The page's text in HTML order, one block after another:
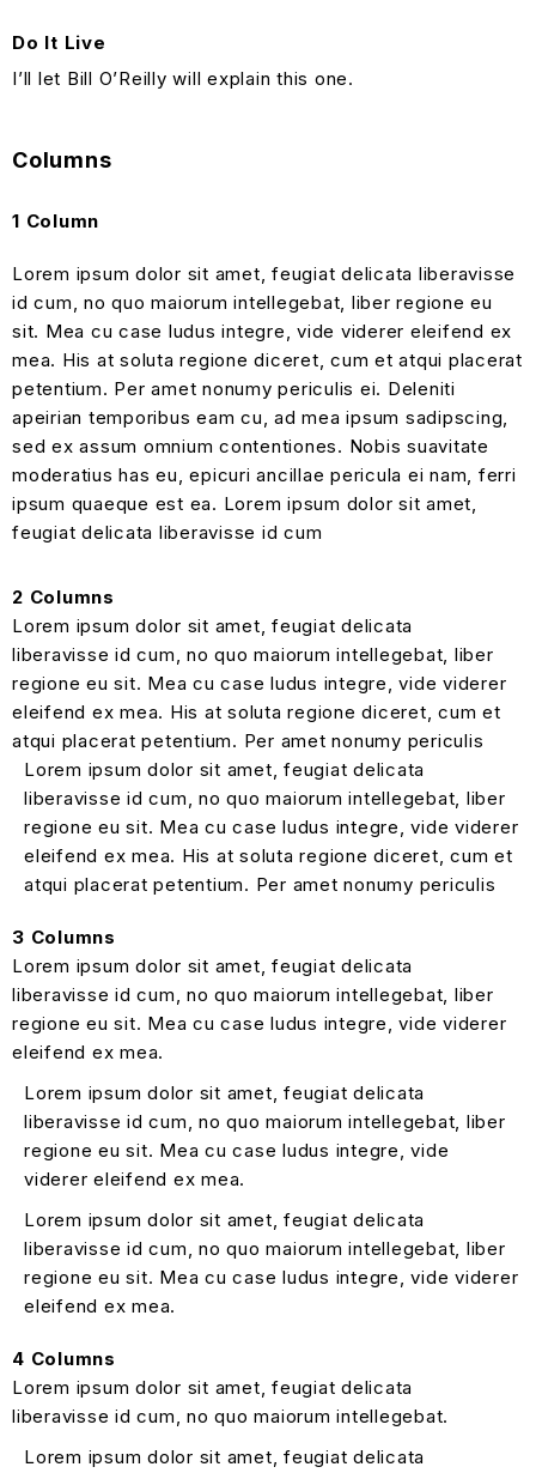
Do It Live
I’ll let Bill O’Reilly will explain this one.
Columns
1 Column
Lorem ipsum dolor sit amet, feugiat delicata liberavisse
id cum, no quo maiorum intellegebat, liber regione eu
sit. Mea cu case ludus integre, vide viderer eleifend ex
mea. His at soluta regione diceret, cum et atqui placerat
petentium. Per amet nonumy periculis ei. Deleniti
apeirian temporibus eam cu, ad mea ipsum sadipscing,
sed ex assum omnium contentiones. Nobis suavitate
moderatius has eu, epicuri ancillae pericula ei nam, ferri
ipsum quaeque est ea. Lorem ipsum dolor sit amet,
feugiat delicata liberavisse id cum
2 Columns
Lorem ipsum dolor sit amet, feugiat delicata
liberavisse id cum, no quo maiorum intellegebat, liber
regione eu sit. Mea cu case ludus integre, vide viderer
eleifend ex mea. His at soluta regione diceret, cum et
atqui placerat petentium. Per amet nonumy periculis
Lorem ipsum dolor sit amet, feugiat delicata
liberavisse id cum, no quo maiorum intellegebat, liber
regione eu sit. Mea cu case ludus integre, vide viderer
eleifend ex mea. His at soluta regione diceret, cum et
atqui placerat petentium. Per amet nonumy periculis
3 Columns
Lorem ipsum dolor sit amet, feugiat delicata
liberavisse id cum, no quo maiorum intellegebat, liber
regione eu sit. Mea cu case ludus integre, vide viderer
eleifend ex mea.
Lorem ipsum dolor sit amet, feugiat delicata
liberavisse id cum, no quo maiorum intellegebat, liber
regione eu sit. Mea cu case ludus integre, vide
viderer eleifend ex mea.
Lorem ipsum dolor sit amet, feugiat delicata
liberavisse id cum, no quo maiorum intellegebat, liber
regione eu sit. Mea cu case ludus integre, vide viderer
eleifend ex mea.
4 Columns
Lorem ipsum dolor sit amet, feugiat delicata
liberavisse id cum, no quo maiorum intellegebat.
Lorem ipsum dolor sit amet, feugiat delicata